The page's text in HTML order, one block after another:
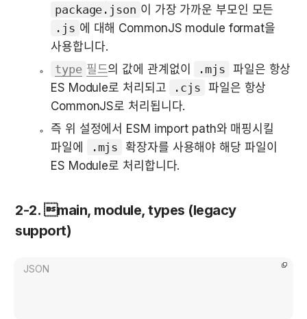
package.json
.js 에 대해 CommonJS module format을
사용합니다.
type 필드의 값에 관계없이 .mjs 파일은 항상
ES Module로 처리되고
.cjs 파일은 항상
CommonJS로 처리됩니다.
즉 위 설정에서 ESM import path와 매핑시킬
파일에
.mjs
확장자를 사용해야 해당 파일이
ES Module로 처리합니다.
2-2. main, module, types (legacy
support)
JSON